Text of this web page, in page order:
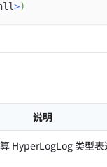
>)
说明
HyperLogLog 类型表